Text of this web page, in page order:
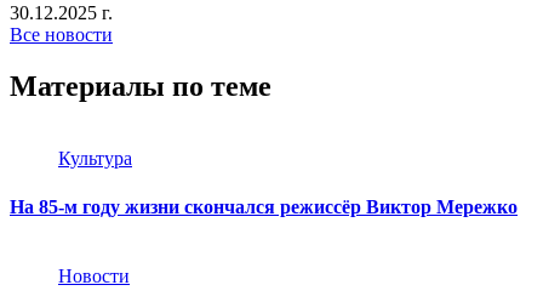
30.12.2025 г.
Все новости
Материалы по теме
Культура
На 85-м году жизни скончался режиссёр Виктор Мережко
Новости